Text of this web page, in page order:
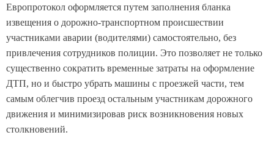
Европротокол оформляется путем заполнения бланка
извещения о дорожно-транспортном происшествии
участниками аварии (водителями) самостоятельно, без
привлечения сотрудников полиции. Это позволяет не только
существенно сократить временные затраты на оформление
ДТП, но и быстро убрать машины с проезжей части, тем
самым облегчив проезд остальным участникам дорожного
движения и минимизировав риск возникновения новых
столкновений.